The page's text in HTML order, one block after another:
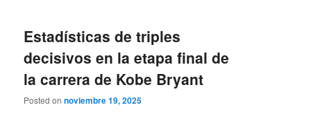
Estadísticas de triples
decisivos en la etapa final de
la carrera de Kobe Bryant
Posted onnoviembre 19, 2025